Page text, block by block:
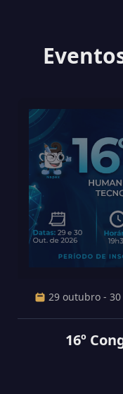
29 outubro -
16º